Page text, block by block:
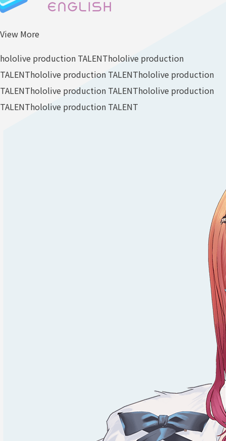
View More
hololive production TALENThololive production
TALENThololive production TALENThololive production
TALENThololive production TALENThololive production
TALENThololive production TALENT